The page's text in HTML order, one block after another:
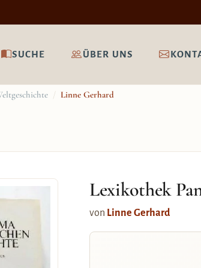
SUCHE ÜBER UNS
/ Linne Gerhard
Lexikothek
von Linne Gerhard